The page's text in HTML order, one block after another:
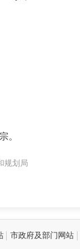
。
规划局
市政府及部门网站